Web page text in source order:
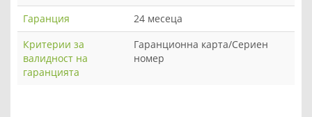
Гаранция
24 месеца
Критерии за
валидност на
гаранцията
Гаранционна карта/Сериен
номер